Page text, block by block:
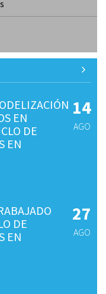
14
AGO
EN
DE
EN
27
AGO
DE
EN